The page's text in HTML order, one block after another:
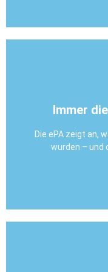
Immer
Die ePA zeigt an,
wurden – und
In der
seinem